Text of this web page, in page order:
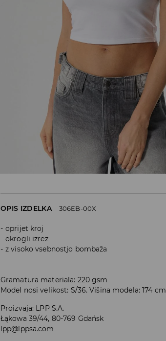
OPIS IZDELKA 306EB-00X
oprijet kroj
okrogli izrez
z visoko vsebnostjo bombaža
Gramatura materiala: 220 gsm
Model nosi velikost: S/36. Višina modela: 174 cm
Proizvaja: LPP S.A.
Łąkowa 39/44, 80-769 Gdańsk
lpp@lppsa.com